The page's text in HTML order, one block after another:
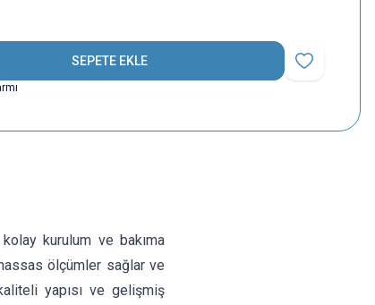
SEPETE EKLE
Favoriye Ekle
kolay kurulum ve bakıma
ölçümler sağlar ve
yapısı ve gelişmiş